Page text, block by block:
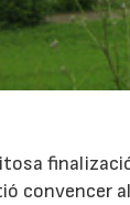
convencer